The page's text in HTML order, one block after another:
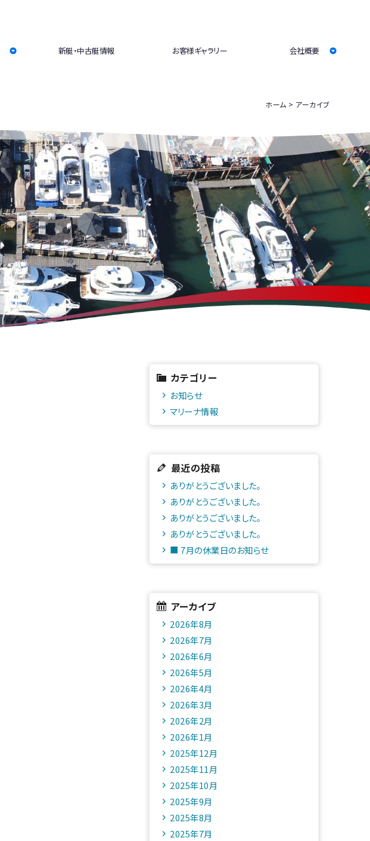
新艇・中古艇情報 お客様ギャラリー 会社概要
ホーム アーカイブ
カテゴリー
お知らせ
マリーナ情報
最近の投稿
ありがとうございました。
ありがとうございました。
ありがとうございました。
ありがとうございました。
■ 7月の休業日のお知らせ
アーカイブ
2026年8月
2026年7月
2026年6月
2026年5月
2026年4月
2026年3月
2026年2月
2026年1月
2025年12月
2025年11月
2025年10月
2025年9月
2025年8月
2025年7月